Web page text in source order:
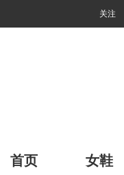
关注
首页 女鞋